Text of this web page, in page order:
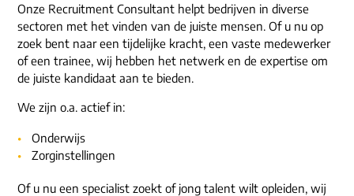
Onze Recruitment Consultant helpt bedrijven in diverse
sectoren met het vinden van de juiste mensen. Of u nu op
zoek bent naar een tijdelijke kracht, een vaste medewerker
of een trainee, wij hebben het netwerk en de expertise om
de juiste kandidaat aan te bieden.
We zijn o.a. actief in:
Onderwijs
Zorginstellingen
Of u nu een specialist zoekt of jong talent wilt opleiden, wij